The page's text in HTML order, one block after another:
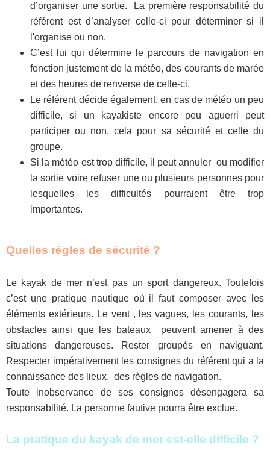
d’organiser une sortie. La première responsabilité du
référent est d’analyser celle-ci pour déterminer si il
l'organise ou non.
C’est lui qui détermine le parcours de navigation en
fonction justement de la météo, des courants de marée
et des heures de renverse de celle-ci.
Le référent décide également, en cas de météo un peu
difficile, si un kayakiste encore peu aguerri peut
participer ou non, cela pour sa sécurité et celle du
groupe.
Si la météo est trop difficile, il peut annuler ou modifier
la sortie voire refuser une ou plusieurs personnes pour
lesquelles les difficultés pourraient être trop
importantes.
Quelles règles de sécurité ?
Le kayak de mer n’est pas un sport dangereux. Toutefois
c’est une pratique nautique où il faut composer avec les
éléments extérieurs. Le vent , les vagues, les courants, les
obstacles ainsi que les bateaux peuvent amener à des
situations dangereuses. Rester groupés en naviguant.
Respecter impérativement les consignes du référent qui a la
connaissance des lieux, des règles de navigation.
Toute inobservance de ses consignes désengagera sa
responsabilité. La personne fautive pourra être exclue.
La pratique du kayak de mer est-elle difficile ?